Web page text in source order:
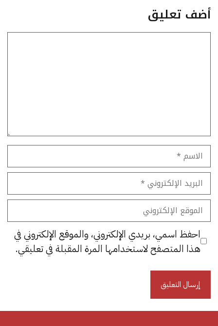
أضف تعليق
الاسم
البريد
الإلكتروني
الموقع
الإلكتروني
احفظ اسمي، بريدي الإلكتروني، والموقع الإلكتروني في
هذا المتصفح لاستخدامها المرة المقبلة في تعليقي.